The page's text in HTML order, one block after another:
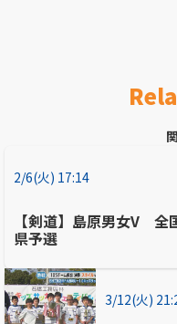
2/6(火) 17:14
【剣道】島原男女V 全
県予選
3/12(火)